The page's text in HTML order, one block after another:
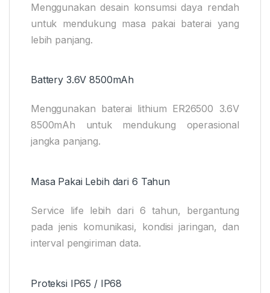
Menggunakan desain konsumsi daya rendah
untuk mendukung masa pakai baterai yang
lebih panjang.
Battery 3.6V 8500mAh
Menggunakan baterai lithium ER26500 3.6V
8500mAh untuk mendukung operasional
jangka panjang.
Masa Pakai Lebih dari 6 Tahun
Service life lebih dari 6 tahun, bergantung
pada jenis komunikasi, kondisi jaringan, dan
interval pengiriman data.
Proteksi IP65 / IP68